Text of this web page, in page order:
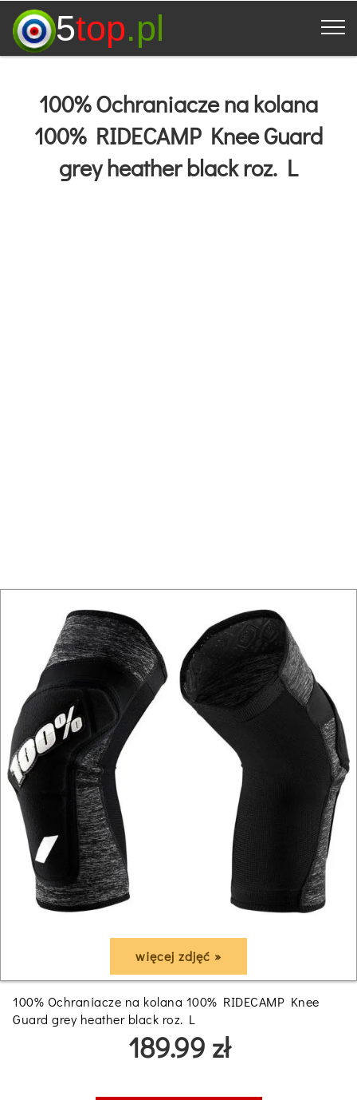
5top.pl
100% Ochraniacze na kolana
100% RIDECAMP Knee Guard
grey heather black roz. L
więcej zdjęć »
100% Ochraniacze na kolana 100% RIDECAMP Knee
Guard grey heather black roz. L
189.99 zł